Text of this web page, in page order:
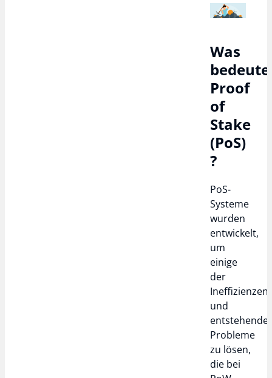
Was
Proof
of
Stake
(PoS)
?
PoS-
Systeme
wurden
entwickelt,
um
einige
der
Ineffizienzen
und
Probleme
zu lösen,
die bei